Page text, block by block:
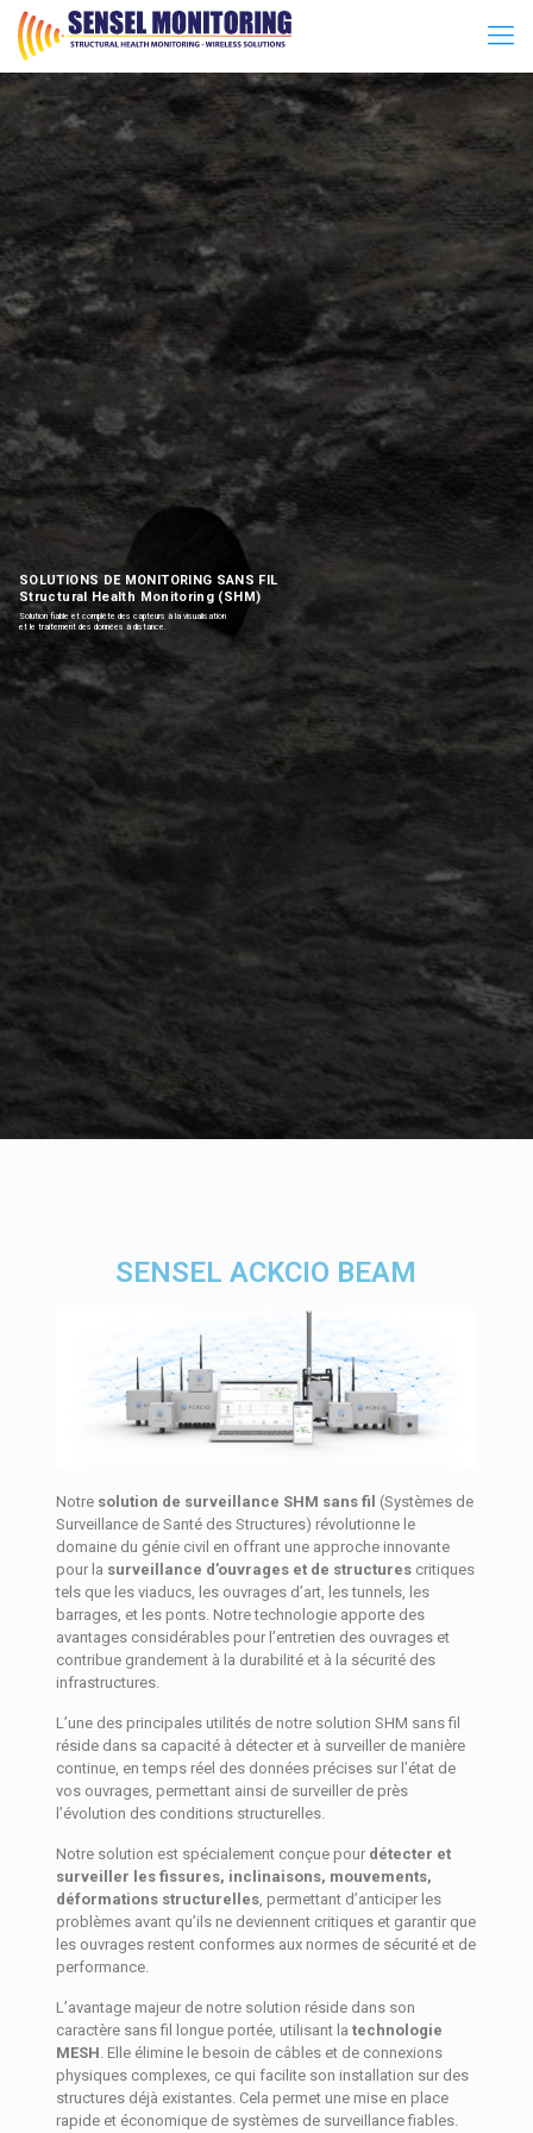
SOLUTIONS DE MONITORING SANS FIL
Structural Health Monitoring (SHM)
Solution fiable et complète des capteurs à la visualisation
et le traitement des données à distance.
SENSEL ACKCIO BEAM
Notre solution de surveillance SHM sans fil (Systèmes de
Surveillance de Santé des Structures) révolutionne le
domaine du génie civil en offrant une approche innovante
pour la surveillance d’ouvrages et de structurescritiques
tels que les viaducs, les ouvrages d’art, les tunnels, les
barrages, et les ponts. Notre technologie apporte des
avantages considérables pour l’entretien des ouvrages et
contribue grandement à la durabilité et à la sécurité des
infrastructures.
L’une des principales utilités de notre solution SHM sans fil
réside dans sa capacité à détecter et à surveiller de manière
continue, en temps réel des données précises sur l’état de
vos ouvrages, permettant ainsi de surveiller de près
l’évolution des conditions structurelles.
Notre solution est spécialement conçue pour détecter et
surveiller les fissures, inclinaisons, mouvements,
déformations structurelles, permettant d’anticiper les
problèmes avant qu’ils ne deviennent critiques et garantir que
les ouvrages restent conformes aux normes de sécurité et de
performance.
L’avantage majeur de notre solution réside dans son
caractère sans fil longue portée, utilisant la technologie
MESH . Elle élimine le besoin de câbles et de connexions
physiques complexes, ce qui facilite son installation sur des
structures déjà existantes. Cela permet une mise en place
rapide et économique de systèmes de surveillance fiables.